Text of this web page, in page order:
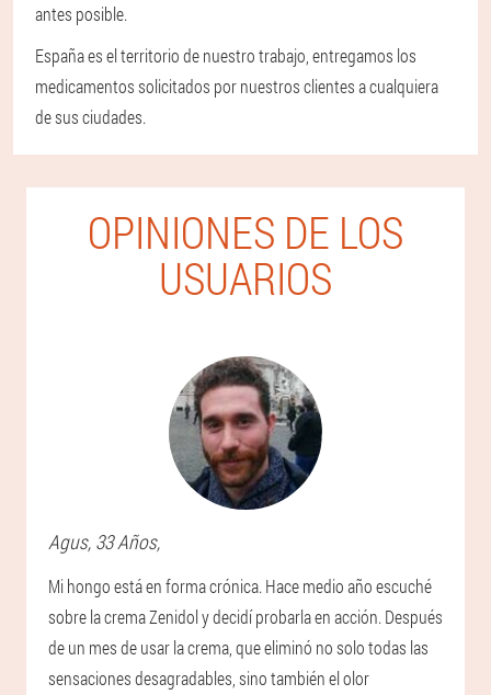
antes posible.
España es el territorio de nuestro trabajo, entregamos los
medicamentos solicitados por nuestros clientes a cualquiera
de sus ciudades.
OPINIONES DE LOS
USUARIOS
Agus, 33 Años,
Mi hongo está en forma crónica. Hace medio año escuché
sobre la crema Zenidol y decidí probarla en acción. Después
de un mes de usar la crema, que eliminó no solo todas las
sensaciones desagradables, sino también el olor